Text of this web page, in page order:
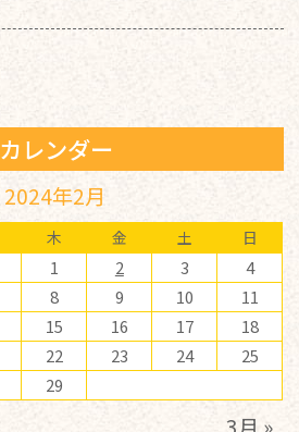
カレンダー
2024年2月
木 金 土 日
1 2 3
4
8 9 10
11
15 16 17
18
22 23 24
25
29